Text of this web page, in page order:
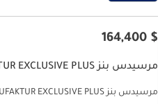
$ 164,400
مرسيدس بنز G 63 AMG MANUFAKTUR EXCLUSIVE PLUS
مرسيدس بنز G 63 AMG MANUFAKTUR EXCLUSIVE PLUS